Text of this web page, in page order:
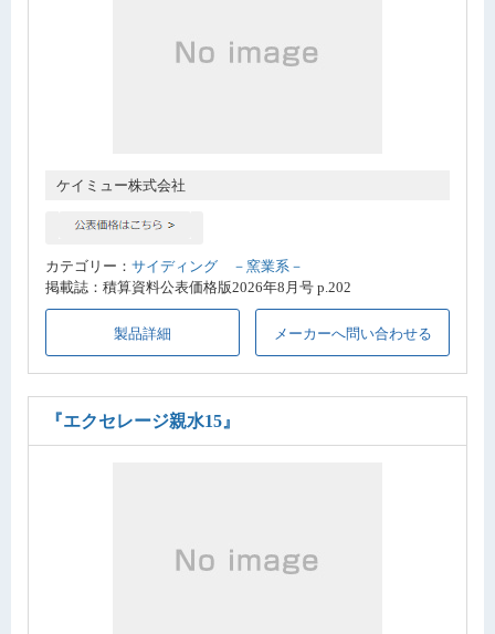
ケイミュー株式会社
カテゴリー： サイディング －窯業系－
掲載誌：積算資料公表価格版2026年8月号 p.202
製品詳細 メーカーへ問い合わせる
『エクセレージ親水15』